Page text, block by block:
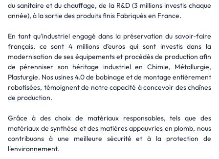
du sanitaire et du chauffage, de la R&D (3 millions investis chaque
année), à la sortie des produits finis Fabriqués en France.
En tant qu'industriel engagé dans la préservation du savoir-faire
français, ce sont 4 millions d’euros qui sont investis dans la
modernisation de ses équipements et procédés de production afin
de pérenniser son héritage industriel en Chimie, Métallurgie,
Plasturgie. Nos usines 4.0 de bobinage et de montage entièrement
robotisées, témoignent de notre capacité à concevoir des chaînes
de production.
Grâce à des choix de matériaux responsables, tels que des
matériaux de synthèse et des matières appauvries en plomb, nous
contribuons à une meilleure sécurité et à la protection de
l'environnement.